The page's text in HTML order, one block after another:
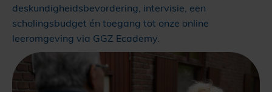
deskundigheidsbevordering, intervisie, een
scholingsbudget én toegang tot onze online
leeromgeving via GGZ Ecademy.